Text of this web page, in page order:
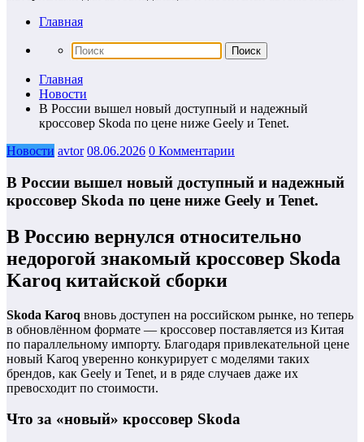
Главная
Главная
Новости
В России вышел новый доступный и надежный
кроссовер Skoda по цене ниже Geely и Tenet.
Новости avtor 08.06.2026 0 Комментарии
В России вышел новый доступный и надежный
кроссовер Skoda по цене ниже Geely и Tenet.
В Россию вернулся относительно
недорогой знакомый кроссовер Skoda
Karoq китайской сборки
Skoda Karoq вновь доступен на российском рынке, но теперь
в обновлённом формате — кроссовер поставляется из Китая
по параллельному импорту. Благодаря привлекательной цене
новый Karoq уверенно конкурирует с моделями таких
брендов, как Geely и Tenet, и в ряде случаев даже их
превосходит по стоимости.
Что за «новый» кроссовер Skoda